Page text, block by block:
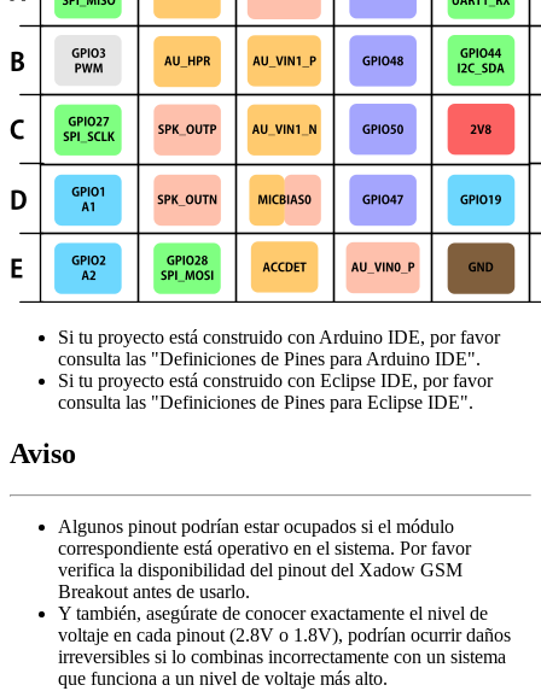
Si tu proyecto está construido con Arduino IDE, por favor
consulta las "Definiciones de Pines para Arduino IDE".
Si tu proyecto está construido con Eclipse IDE, por favor
consulta las "Definiciones de Pines para Eclipse IDE".
Aviso
Algunos pinout podrían estar ocupados si el módulo
correspondiente está operativo en el sistema. Por favor
verifica la disponibilidad del pinout del Xadow GSM
Breakout antes de usarlo.
Y también, asegúrate de conocer exactamente el nivel de
voltaje en cada pinout (2.8V o 1.8V), podrían ocurrir daños
irreversibles si lo combinas incorrectamente con un sistema
que funciona a un nivel de voltaje más alto.